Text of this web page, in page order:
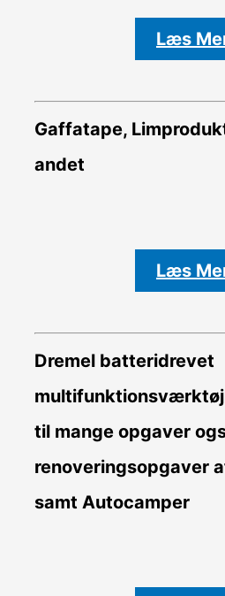
Læs
Gaffatape,
andet
Læs
Dremel batteridrevet
multifunktionsværktøj
til mange opgaver
renoveringsopgaver
samt Autocamper